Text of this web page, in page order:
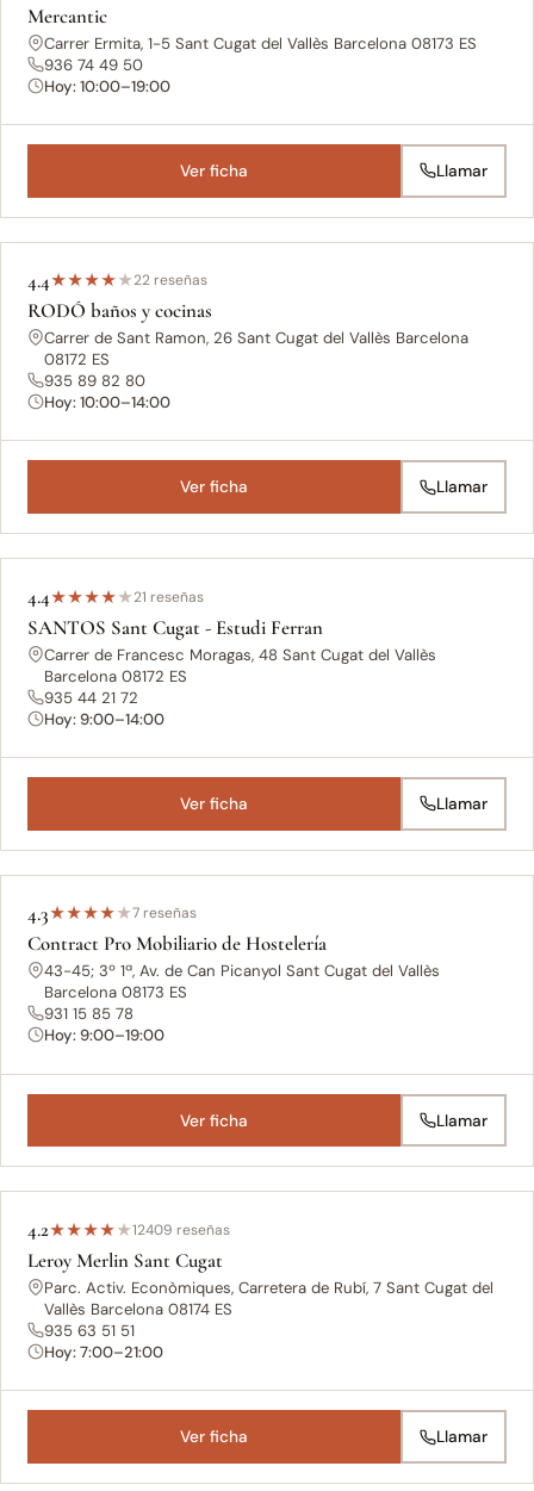
Mercantic
Carrer Ermita, 1-5 Sant Cugat del Vallès Barcelona 08173 ES
936 74 49 50
Hoy: 10:00–19:00
Ver ficha Llamar
4.4★★★★★22 reseñas
RODÓ baños y cocinas
Carrer de Sant Ramon, 26 Sant Cugat del Vallès Barcelona
08172 ES
935 89 82 80
Hoy: 10:00–14:00
Ver ficha Llamar
4.4★★★★★21 reseñas
SANTOS Sant Cugat - Estudi Ferran
Carrer de Francesc Moragas, 48 Sant Cugat del Vallès
Barcelona 08172 ES
935 44 21 72
Hoy: 9:00–14:00
Ver ficha Llamar
4.3★★★★★7 reseñas
Contract Pro Mobiliario de Hostelería
43-45; 3º 1ª, Av. de Can Picanyol Sant Cugat del Vallès
Barcelona 08173 ES
931 15 85 78
Hoy: 9:00–19:00
Ver ficha Llamar
4.2★★★★★12409 reseñas
Leroy Merlin Sant Cugat
Parc. Activ. Econòmiques, Carretera de Rubí, 7 Sant Cugat del
Vallès Barcelona 08174 ES
935 63 51 51
Hoy: 7:00–21:00
Ver ficha Llamar